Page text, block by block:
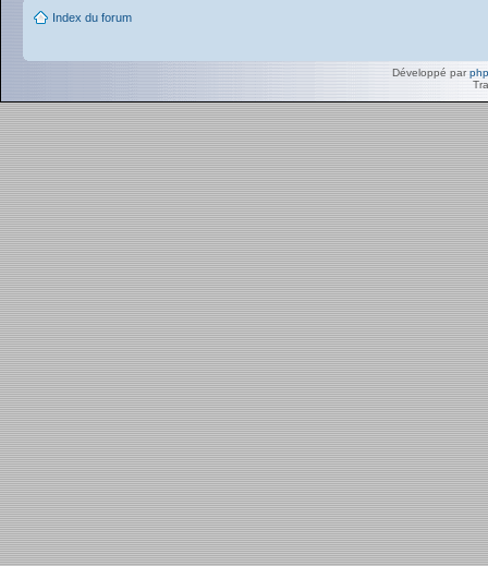
Index du forum
Développé par